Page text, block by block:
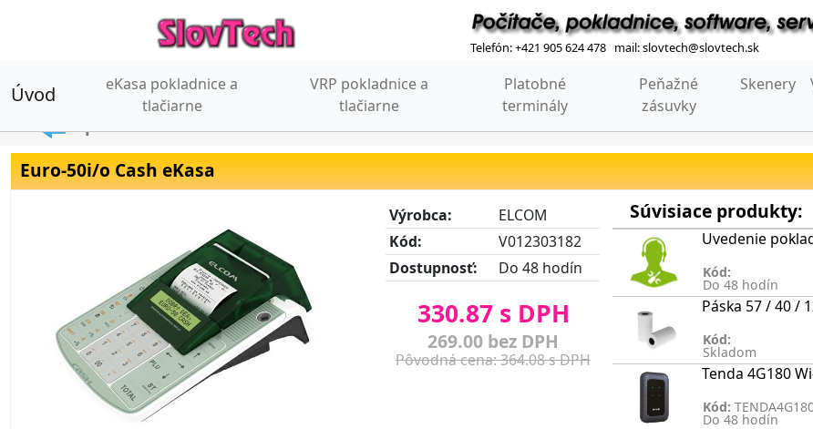
Telefón: +421 905 624 478 mail: slovtech@slovtech.sk
Úvod
eKasa pokladnice a
tlačiarne(current)
VRP pokladnice a
tlačiarne
Platobné
terminály
Peňažné
zásuvky
Skenery
Späť
Euro-50i/o Cash eKasa
Výrobca:
ELCOM
Kód:
V012303182
Dostupnosť:
Do 48 hodín
330.87 s DPH
269.00 bez DPH
Pôvodná cena: 364.08 s DPH
Súvisiace produkty:
Uvedenie
Kód:
Do 48 hodín
Páska 57 / 40 /
Kód:
Skladom
Tenda 4G180
Kód:
Do 48 hodín